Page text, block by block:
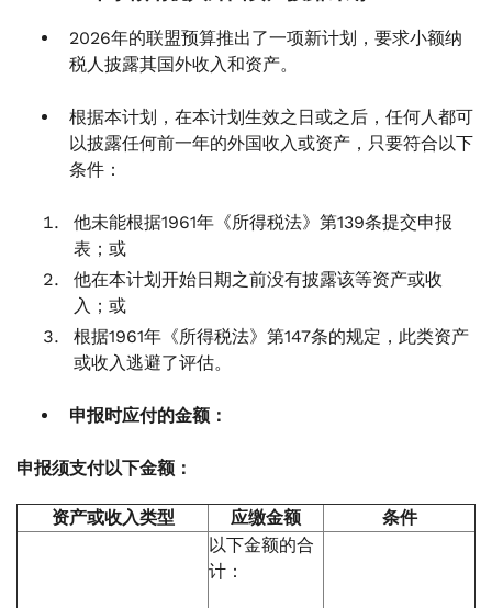
2026年的联盟预算推出了一项新计划，要求小额纳
税人披露其国外收入和资产。
根据本计划，在本计划生效之日或之后，任何人都可
以披露任何前一年的外国收入或资产，只要符合以下
条件：
他未能根据1961年《所得税法》第139条提交申报
表；或
他在本计划开始日期之前没有披露该等资产或收
入；或
根据1961年《所得税法》第147条的规定，此类资产
或收入逃避了评估。
申报时应付的金额：
申报须支付以下金额：
资产或收入类型 应缴金额 条件
以下金额的合
计：